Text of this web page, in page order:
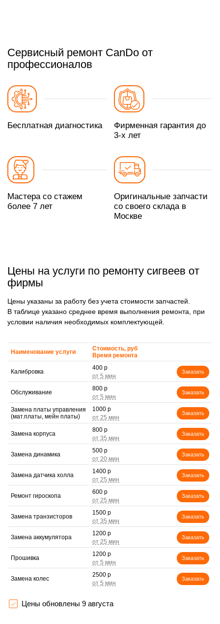
Сервисный ремонт CanDo от
профессионалов
Бесплатная диагностика
Фирменная гарантия до
3-х лет
Мастера со стажем
более 7 лет
Оригинальные запчасти
со своего склада в
Москве
Цены на услуги по ремонту сигвеев от
фирмы
Цены указаны за работу без учета стоимости запчастей.
В таблице указано среднее время выполнения ремонта, при
условии наличия необходимых комплектующей.
Наименование услуги
Стоимость, руб
Время ремонта
Калибровка
400 р
Заказать
Обслуживание
800 р
Заказать
Замена платы управления
(мат.платы, мейн платы)
1000 р
Заказать
Замена корпуса
800 р
Заказать
Замена динамика
500 р
Заказать
Замена датчика холла
1400 р
Заказать
Ремонт гироскопа
600 р
Заказать
Замена транзисторов
1500 р
Заказать
Замена аккумулятора
1200 р
Заказать
Прошивка
1200 р
Заказать
Замена колес
2500 р
Заказать
Замена камеры
Цены обновлены 9 августа